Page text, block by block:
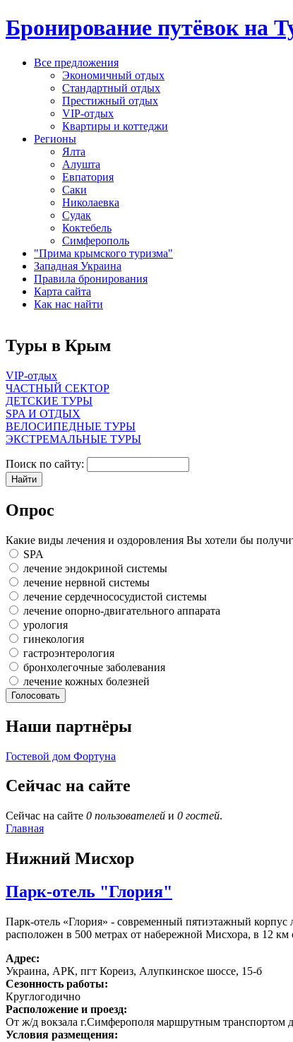
Бронирование путёвок на
Все предложения
Экономичный отдых
Стандартный отдых
Престижный отдых
VIP-отдых
Квартиры и коттеджи
Регионы
Ялта
Алушта
Евпатория
Саки
Николаевка
Судак
Коктебель
Симферополь
"Прима крымского туризма"
Западная Украина
Правила бронирования
Карта сайта
Как нас найти
Туры в Крым
VIP-отдых
ЧАСТНЫЙ СЕКТОР
ДЕТСКИЕ ТУРЫ
SPA И ОТДЫХ
ВЕЛОСИПЕДНЫЕ ТУРЫ
ЭКСТРЕМАЛЬНЫЕ ТУРЫ
Поиск по сайту:
Опрос
Какие виды лечения и оздоровления Вы хотели бы
SPA
лечение эндокриной системы
лечение нервной системы
лечение сердечнососудистой системы
лечение опорно-двигательного аппарата
урология
гинекология
гастроэнтерология
бронхолегочные заболевания
лечение кожных болезней
Наши партнёры
Гостевой дом Фортуна
Сейчас на сайте
Сейчас на сайте 0 пользователей и 0 гостей.
Главная
Нижний Мисхор
Парк-отель "Глория"
Парк-отель «Глория» - современный пятиэтажный корпус
расположен в 500 метрах от набережной Мисхора, в 12 км
Адрес:
Украина, АРК, пгт Кореиз, Алупкинское шоссе, 15-б
Сезонность работы:
Круглогодично
Расположение и проезд:
От ж/д вокзала г.Симферополя маршрутным
Условия размещения: